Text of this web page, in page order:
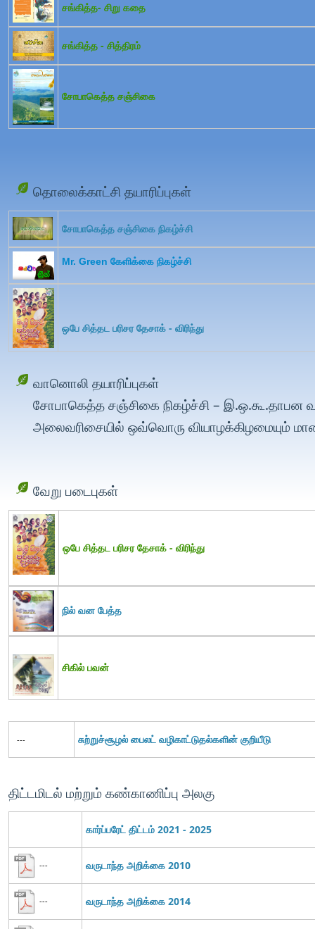
சங்கித்த- சிறு கதை
சங்கித்த - சித்திரம்
சோபாகெத்த சஞ்சிகை
தொலைக்காட்சி தயாரிப்புகள்
சோபாகெத்த சஞ்சிகை நிகழ்ச்சி
Mr. Green கேளிக்கை நிகழ்ச்சி
ஒபே சித்தட பரிசர தேசாக் - விரிந்து
வானொலி தயாரிப்புகள்
சோபாகெத்த சஞ்சிகை நிகழ்ச்சி – இ.ஒ.கூ.தாபன
அலைவரிசையில் ஒவ்வொரு வியாழக்கிழமையும்
வேறு படைபுகள்
ஒபே சித்தட பரிசர தேசாக் - விரிந்து
நில் வன பேத்த
சிகில் பவன்
--- சுற்றுச்சூழல் பைலட் வழிகாட்டுதல்களின் குறியீடு
திட்டமிடல் மற்றும் கண்காணிப்பு அலகு
கார்ப்பரேட் திட்டம் 2021 - 2025
--- வருடாந்த அறிக்கை 2010
--- வருடாந்த அறிக்கை 2014